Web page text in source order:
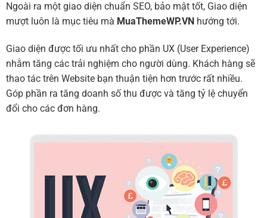
Ngoài ra một giao diện chuẩn SEO, bảo mật tốt, Giao diện
mượt luôn là mục tiêu mà MuaThemeWP.VN hướng tới.
Giao diện được tối ưu nhất cho phần UX (User Experience)
nhằm tăng các trải nghiệm cho người dùng. Khách hàng sẽ
thao tác trên Website bạn thuận tiện hơn trước rất nhiều.
Góp phần ra tăng doanh số thu được và tăng tỷ lệ chuyển
đổi cho các đơn hàng.